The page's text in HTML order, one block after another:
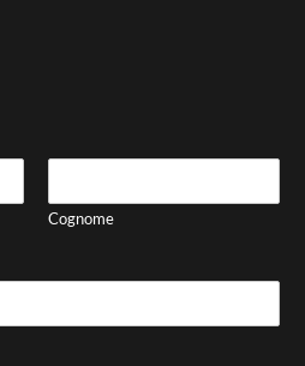
Cognome